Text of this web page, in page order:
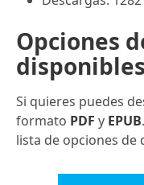
Opciones
disponibles
Si quieres puedes
formato PDF y EPUB
lista de opciones de